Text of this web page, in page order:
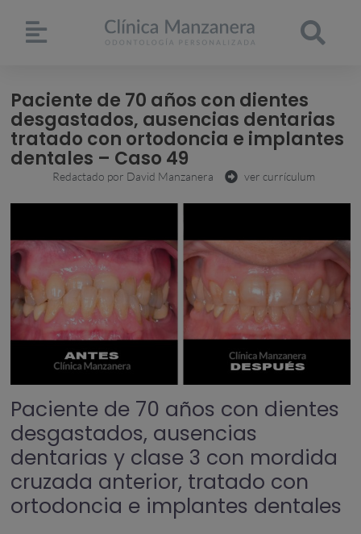
Paciente de 70 años con dientes
desgastados, ausencias dentarias
tratado con ortodoncia e implantes
dentales – Caso 49
Redactado por David Manzanera ver currículum
Paciente de 70 años con dientes
desgastados, ausencias
dentarias y clase 3 con mordida
cruzada anterior, tratado con
ortodoncia e implantes dentales